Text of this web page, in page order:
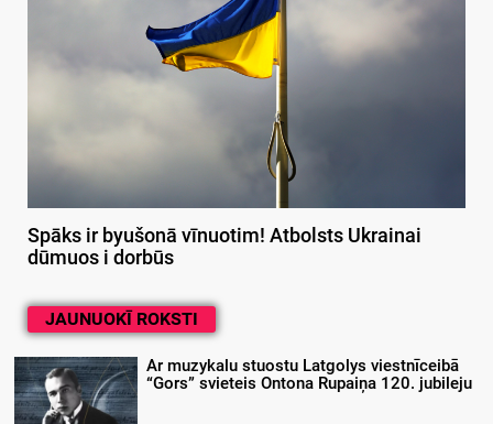
Spāks ir byušonā vīnuotim! Atbolsts Ukrainai
dūmuos i dorbūs
JAUNUOKĪ ROKSTI
Ar muzykalu stuostu Latgolys viestnīceibā
“Gors” svieteis Ontona Rupaiņa 120. jubileju